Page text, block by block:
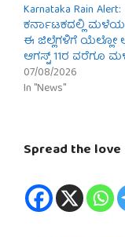
Karnataka Rain Alert:
ಕರ್ನಾಟಕದಲ್ಲಿ ಮಳೆಯ
ಈ ಜಿಲ್ಲೆಗಳಿಗೆ ಯೆಲ್ಲೋ
ಆಗಸ್ಟ್ 11ರ ವರೆಗೂ
07/08/2026
In "News"
Spread the love